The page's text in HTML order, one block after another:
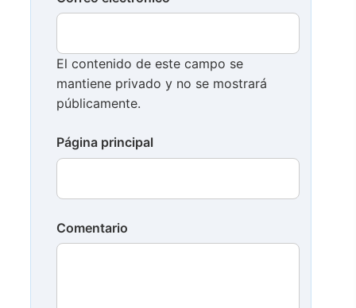
El contenido de este campo se
mantiene privado y no se mostrará
públicamente.
Página principal
Comentario